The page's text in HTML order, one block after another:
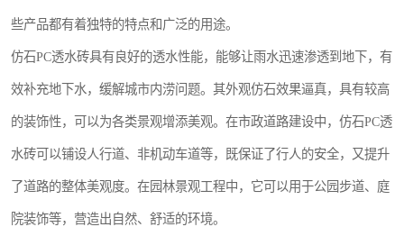
些产品都有着独特的特点和广泛的用途。
仿石PC透水砖具有良好的透水性能，能够让雨水迅速渗透到地下，有
效补充地下水，缓解城市内涝问题。其外观仿石效果逼真，具有较高
的装饰性，可以为各类景观增添美观。在市政道路建设中，仿石PC透
水砖可以铺设人行道、非机动车道等，既保证了行人的安全，又提升
了道路的整体美观度。在园林景观工程中，它可以用于公园步道、庭
院装饰等，营造出自然、舒适的环境。